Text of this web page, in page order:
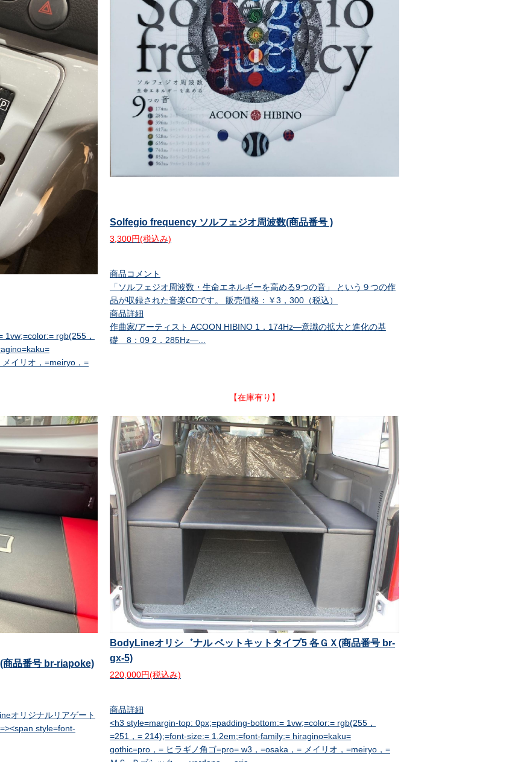
rgb(255，
イリオ，=meiryo，=
Solfegio frequency ソルフェジオ周波数(商品番号 )
3,300円(税込み)
商品コメント
「ソルフェジオ周波数・生命エネルギーを高める9つの音」 という９つの作
品が収録された音楽CDです。 販売価格：￥3，300（税込）
商品詳細
作曲家/アーティスト ACOON HIBINO 1．174Hz―意識の拡大と進化の基
礎 8：09 2．285Hz―...
【在庫有り】
商品番号 br-riapoke)
オリジナルリアゲート
style=font-
BodyLineオリシ゛ナル ベットキットタイプ5 各ＧＸ(商品番号 br-
gx-5)
220,000円(税込み)
商品詳細
<h3 style=margin-top: 0px;=padding-bottom:= 1vw;=color:= rgb(255，
=251，= 214);=font-size:= 1.2em;=font-family:= hiragino=kaku=
gothic=pro，= ヒラギノ角ゴ=pro= w3，=osaka，= メイリオ，=meiryo，=